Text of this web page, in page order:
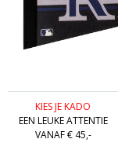
KIES JE KADO
EEN LEUKE ATTENTIE
VANAF € 45,-